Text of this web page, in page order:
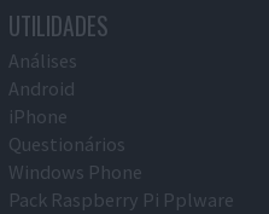
UTILIDADES
Análises
Android
iPhone
Questionários
Windows Phone
Pack Raspberry Pi Pplware